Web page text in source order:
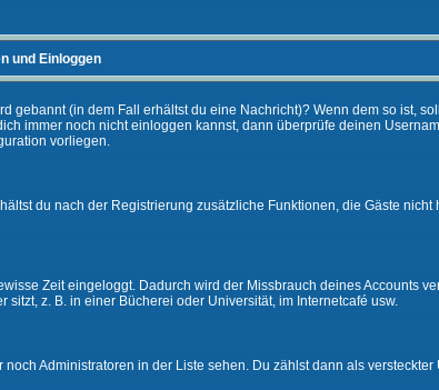
und Einloggen
(in dem Fall erhältst du eine Nachricht)? Wenn dem so ist,
immer noch nicht einloggen kannst, dann überprüfe deinen
vorliegen.
du nach der Registrierung zusätzliche Funktionen, die Gäste nicht
Zeit eingeloggt. Dadurch wird der Missbrauch deines Accounts
z. B. in einer Bücherei oder Universität, im Internetcafé usw.
Administratoren in der Liste sehen. Du zählst dann als versteckter